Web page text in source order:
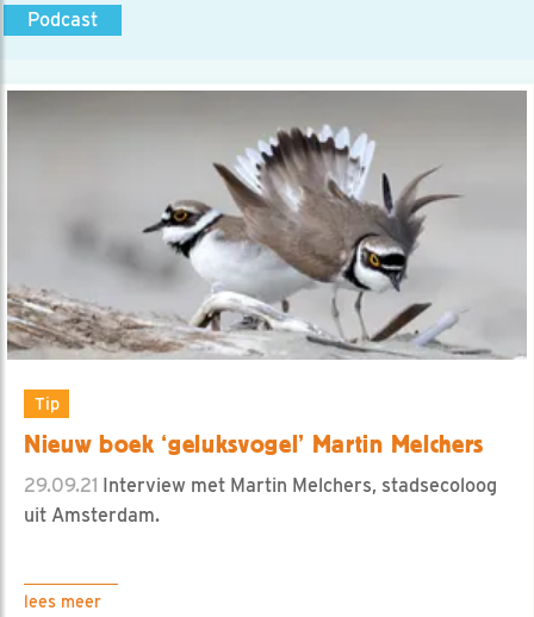
Podcast
Tip
Nieuw boek ‘geluksvogel’ Martin Melchers
29.09.21 Interview met Martin Melchers, stadsecoloog
uit Amsterdam.
lees meer